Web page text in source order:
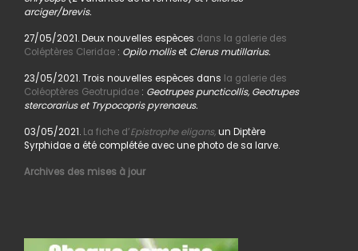
arciger/brevis.
27/05/2021. Deux nouvelles espèces dans la galerie des
Coléptères Cleridae: Opilo molliset Clerus mutillarius.
23/05/2021. Trois nouvelles espèces dans la galerie des
Coléoptères Geotrupidae: Geotrupes puncticollis, Geotrupes
stercorarius et Trypocopris pyrenaeus.
03/05/2021. La fiche d’Epistrophe eligans,un Diptère
Syrphidae a été complétée avec une photo de sa larve.
Archives des mises à jour